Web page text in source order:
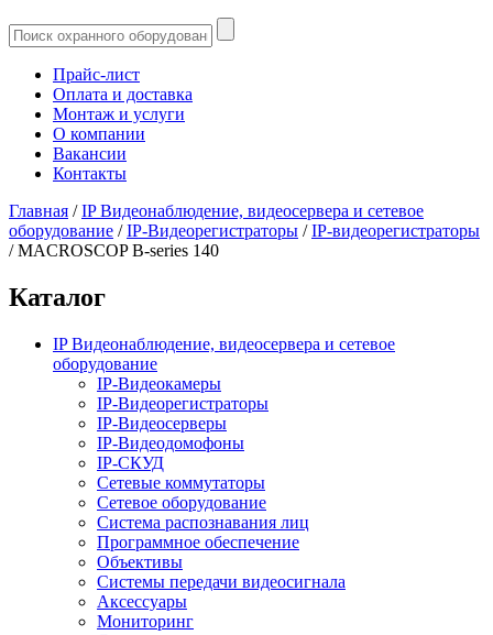
Прайс-лист
Оплата и доставка
Монтаж и услуги
О компании
Вакансии
Контакты
Главная /IP Видеонаблюдение, видеосервера и сетевое
оборудование /IP-Видеорегистраторы /IP-видеорегистраторы
/MACROSCOP B-series 140
Каталог
IP Видеонаблюдение, видеосервера и сетевое
оборудование
IP-Видеокамеры
IP-Видеорегистраторы
IP-Видеосерверы
IP-Видеодомофоны
IP-СКУД
Сетевые коммутаторы
Сетевое оборудование
Система распознавания лиц
Программное обеспечение
Объективы
Системы передачи видеосигнала
Аксессуары
Мониторинг